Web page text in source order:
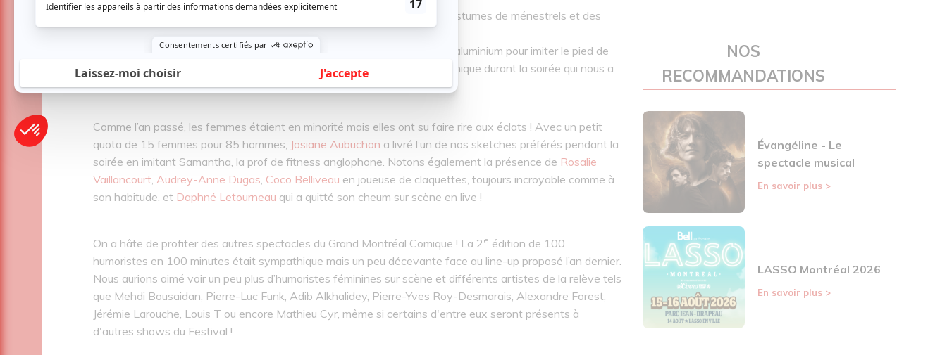
Yorick et Pierrick qui nous ont transportés au Moyen-Âge avec des costumes de ménestrels et des
chansons paillardes!
Notre moment préféré de tous : Joe Guerin qui s’est emballé de papier aluminium pour imiter le pied de
micro pour les futurs humoristes qui arrivaient sur scène. Un moment unique durant la soirée qui nous a
fait couler une petite larme de rire !
Comme l’an passé, les femmes étaient en minorité mais elles ont su faire rire aux éclats ! Avec un petit
quota de 15 femmes pour 85 hommes, Josiane Aubuchon a livré l’un de nos sketches préférés pendant la
soirée en imitant Samantha, la prof de fitness anglophone. Notons également la présence de Rosalie
Vaillancourt, Audrey-Anne Dugas, Coco Belliveau en joueuse de claquettes, toujours incroyable comme à
son habitude, et Daphné Letourneau qui a quitté son cheum sur scène en live !
On a hâte de profiter des autres spectacles du Grand Montréal Comique ! La 2 e édition de 100
humoristes en 100 minutes était sympathique mais un peu décevante face au line-up proposé l’an dernier.
Nous aurions aimé voir un peu plus d’humoristes féminines sur scène et différents artistes de la relève tels
que Mehdi Bousaidan, Pierre-Luc Funk, Adib Alkhalidey, Pierre-Yves Roy-Desmarais, Alexandre Forest,
Jérémie Larouche, Louis T ou encore Mathieu Cyr, même si certains d'entre eux seront présents à
d'autres shows du Festival !
NOS
RECOMMANDATIONS
Évangéline - Le
spectacle musical
En savoir plus >
LASSO Montréal 2026
En savoir plus >